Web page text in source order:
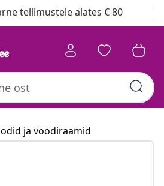
tellimustele alates € 80
ja voodiraamid